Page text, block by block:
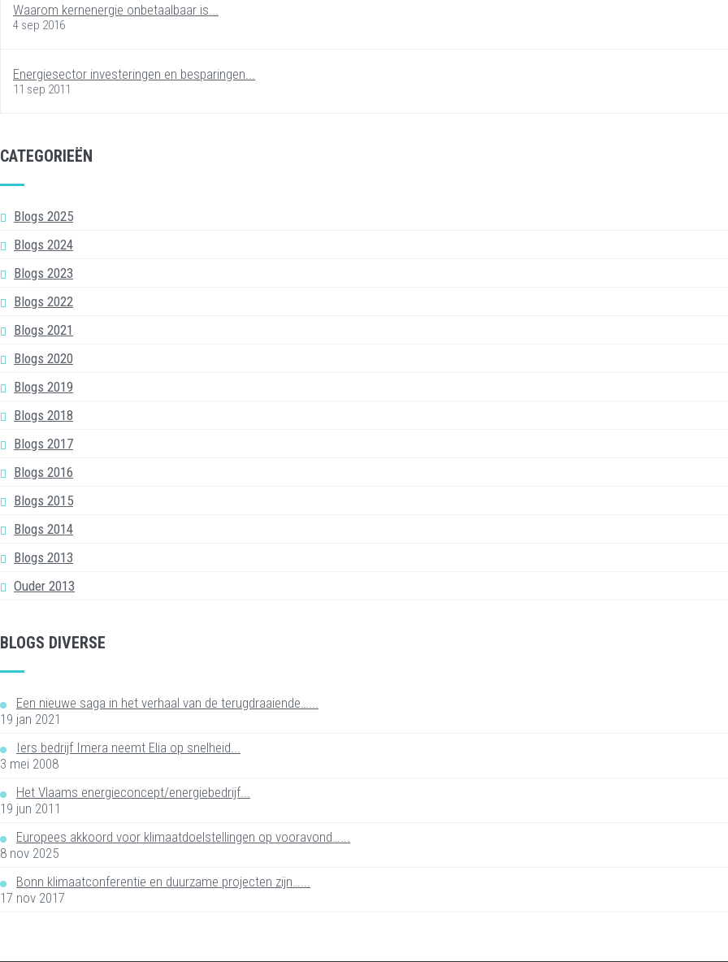
Waarom kernenergie onbetaalbaar is...
4 sep 2016
Energiesector investeringen en besparingen...
11 sep 2011
CATEGORIEËN
Blogs 2025
Blogs 2024
Blogs 2023
Blogs 2022
Blogs 2021
Blogs 2020
Blogs 2019
Blogs 2018
Blogs 2017
Blogs 2016
Blogs 2015
Blogs 2014
Blogs 2013
Ouder 2013
BLOGS DIVERSE
Een nieuwe saga in het verhaal van de terugdraaiende…...
19 jan 2021
Iers bedrijf Imera neemt Elia op snelheid...
3 mei 2008
Het Vlaams energieconcept/energiebedrijf...
19 jun 2011
Europees akkoord voor klimaatdoelstellingen op vooravond…...
8 nov 2025
Bonn klimaatconferentie en duurzame projecten zijn…...
17 nov 2017